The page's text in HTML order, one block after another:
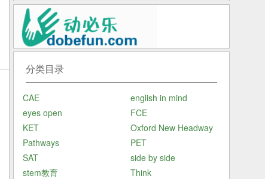
分类目录
CAE
english in mind
eyes open
FCE
KET
Oxford New Headway
Pathways
PET
SAT
side by side
stem教育
Think